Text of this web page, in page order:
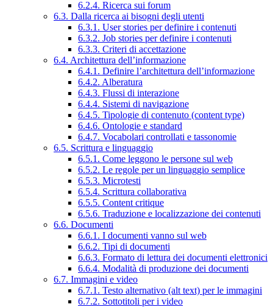
6.2.4. Ricerca sui forum
6.3. Dalla ricerca ai bisogni degli utenti
6.3.1. User stories per definire i contenuti
6.3.2. Job stories per definire i contenuti
6.3.3. Criteri di accettazione
6.4. Architettura dell’informazione
6.4.1. Definire l’architettura dell’informazione
6.4.2. Alberatura
6.4.3. Flussi di interazione
6.4.4. Sistemi di navigazione
6.4.5. Tipologie di contenuto (content type)
6.4.6. Ontologie e standard
6.4.7. Vocabolari controllati e tassonomie
6.5. Scrittura e linguaggio
6.5.1. Come leggono le persone sul web
6.5.2. Le regole per un linguaggio semplice
6.5.3. Microtesti
6.5.4. Scrittura collaborativa
6.5.5. Content critique
6.5.6. Traduzione e localizzazione dei contenuti
6.6. Documenti
6.6.1. I documenti vanno sul web
6.6.2. Tipi di documenti
6.6.3. Formato di lettura dei documenti elettronici
6.6.4. Modalità di produzione dei documenti
6.7. Immagini e video
6.7.1. Testo alternativo (alt text) per le immagini
6.7.2. Sottotitoli per i video